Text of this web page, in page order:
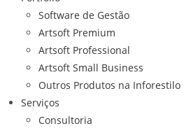
Software de Gestão
Artsoft Premium
Artsoft Professional
Artsoft Small Business
Outros Produtos na Inforestilo
Serviços
Consultoria